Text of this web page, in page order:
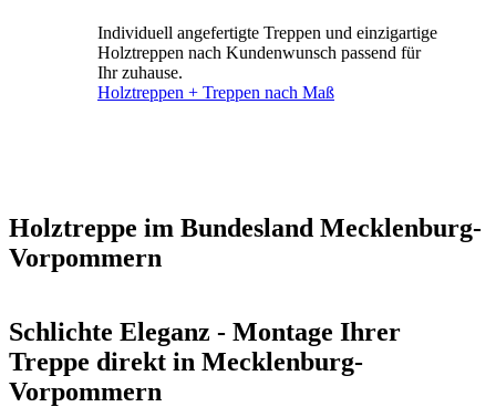
Individuell angefertigte Treppen und einzigartige
Holztreppen nach Kundenwunsch passend für
Ihr zuhause.
Holztreppen + Treppen nach Maß
Holztreppe im Bundesland Mecklenburg-
Vorpommern
Schlichte Eleganz - Montage Ihrer
Treppe direkt in Mecklenburg-
Vorpommern